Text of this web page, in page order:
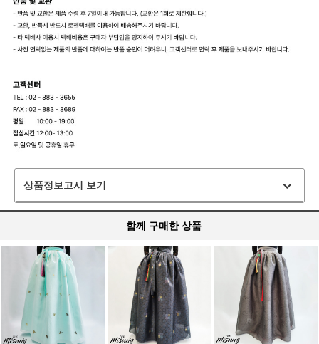
상품정보고시 보기
함께 구매한 상품